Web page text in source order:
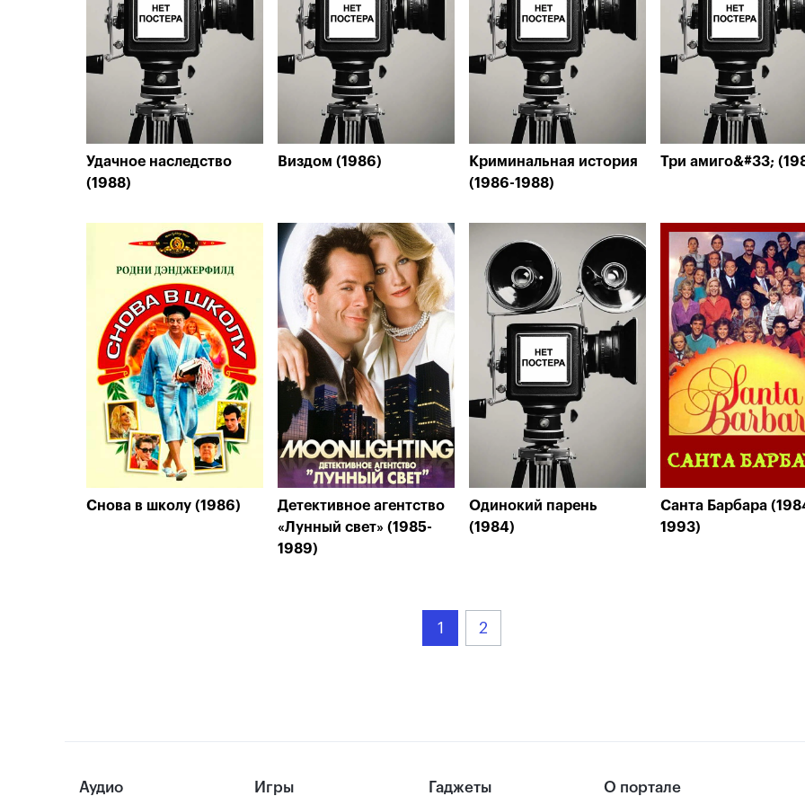
Удачное наследство
(1988)
Виздом (1986)
Криминальная история
(1986-1988)
Три амиго&#33;
Снова в школу (1986)
Детективное агентство
«Лунный свет» (1985-
1989)
Одинокий парень
(1984)
Санта Барбара
1993)
1 2
Аудио Игры Гаджеты О портале